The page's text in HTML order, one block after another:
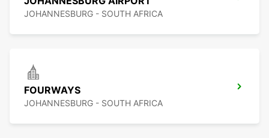
JOHANNESBURG - SOUTH AFRICA
FOURWAYS
JOHANNESBURG - SOUTH AFRICA